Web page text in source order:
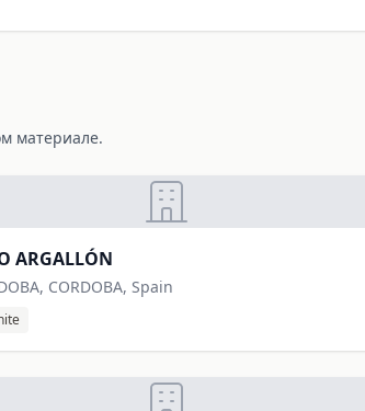
материале.
ARGALLÓN
CORDOBA, Spain